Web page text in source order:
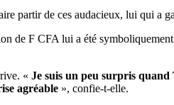
partir de ces audacieux, lui qui a
de F CFA lui a été
« Je suis un peu surpris quand
agréable », confie-t-elle.